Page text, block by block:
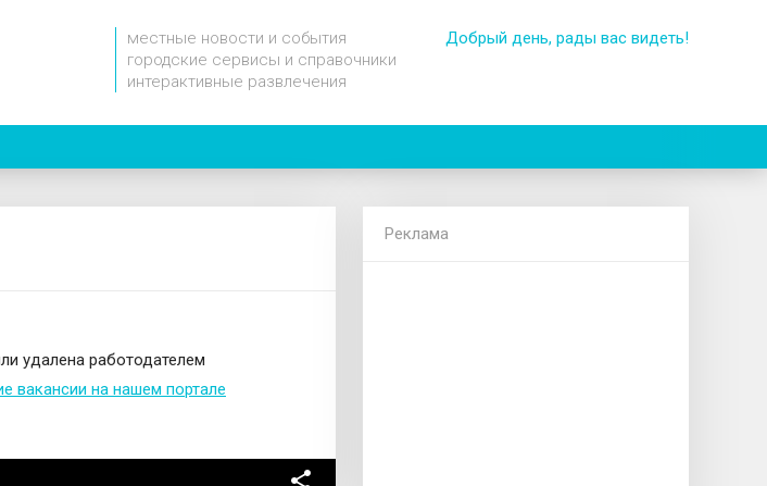
местные новости и события
городские сервисы и справочники
интерактивные развлечения
Добрый день, рады вас видеть!
удалена работодателем
вакансии на нашем портале
Реклама